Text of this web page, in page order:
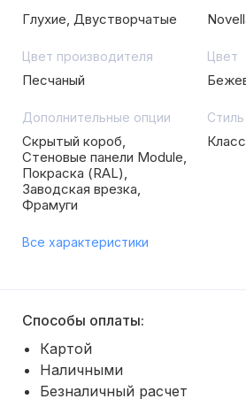
Глухие, Двустворчатые
Цвет производителя
Песчаный
Цвет
Дополнительные опции
Скрытый короб,
Стеновые панели Module,
Покраска (RAL),
Заводская врезка,
Фрамуги
Стиль
Все характеристики
Способы оплаты:
Картой
Наличными
Безналичный расчет